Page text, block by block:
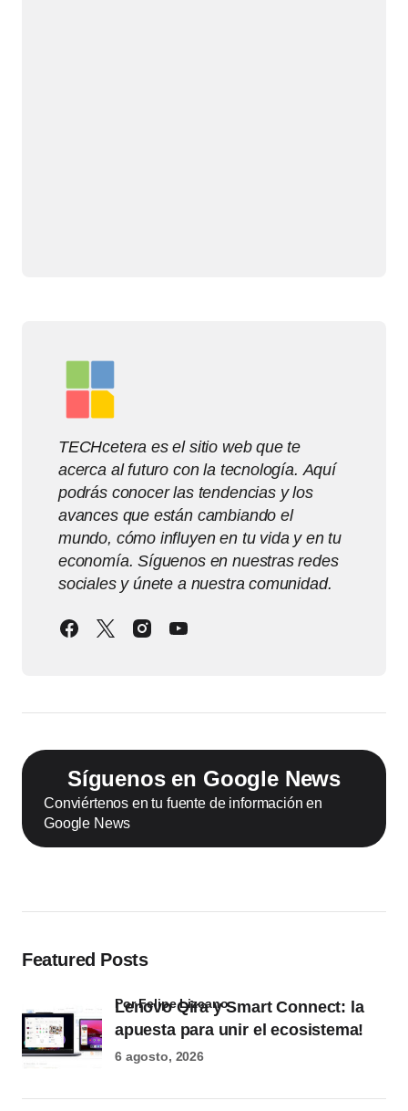
TECHcetera es el sitio web que te
acerca al futuro con la tecnología. Aquí
podrás conocer las tendencias y los
avances que están cambiando el
mundo, cómo influyen en tu vida y en tu
economía. Síguenos en nuestras redes
sociales y únete a nuestra comunidad.
Síguenos en Google News
Conviértenos en tu fuente de información en
Google News
Featured Posts
Lenovo Qira y Smart Connect: la
apuesta para unir el ecosistema!
por Felipe Lizcano
6 agosto, 2026